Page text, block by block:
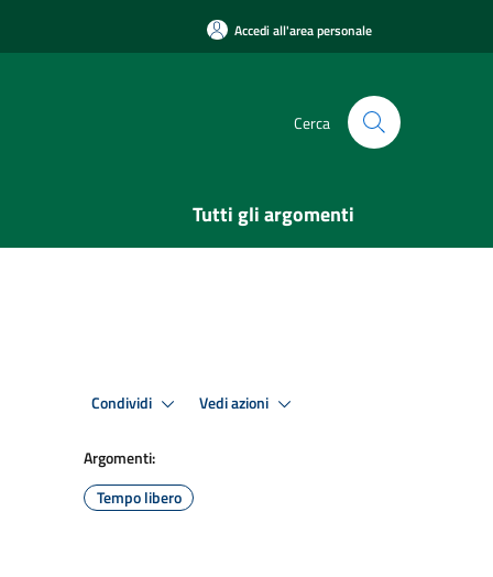
Accedi all'area personale
Cerca
Tutti gli argomenti
Condividi Vedi azioni
Argomenti:
Tempo libero